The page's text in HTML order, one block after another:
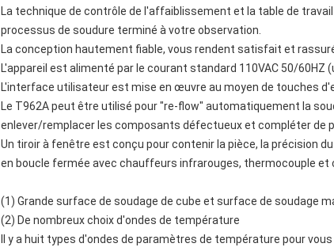
La technique de contrôle de l'affaiblissement et la table de
processus de soudure terminé à votre observation.
La conception hautement fiable, vous rendent satisfait et
L'appareil est alimenté par le courant standard 110VAC 50/60HZ
L'interface utilisateur est mise en œuvre au moyen de touches
Le T962A peut être utilisé pour "re-flow" automatiquement la
enlever/remplacer les composants défectueux et compléter de
Un tiroir à fenêtre est conçu pour contenir la pièce, la précision
en boucle fermée avec chauffeurs infrarouges, thermocouple et
(1) Grande surface de soudage de cube et surface de soudage
(2) De nombreux choix d'ondes de température
Il y a huit types d'ondes de paramètres de température pour